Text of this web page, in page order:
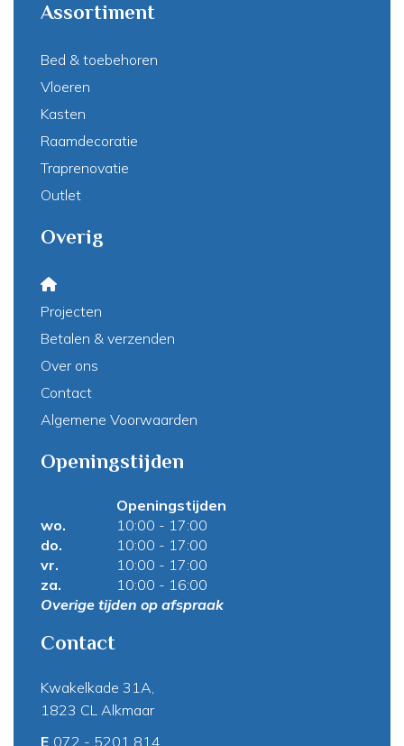
Assortiment
Bed & toebehoren
Vloeren
Kasten
Raamdecoratie
Traprenovatie
Outlet
Overig
Projecten
Betalen & verzenden
Over ons
Contact
Algemene Voorwaarden
Openingstijden
Openingstijden
wo.
10:00 - 17:00
do.
10:00 - 17:00
vr.
10:00 - 17:00
za.
10:00 - 16:00
Overige tijden op afspraak
Contact
Kwakelkade 31A,
1823 CL Alkmaar
E 072 - 5201 814